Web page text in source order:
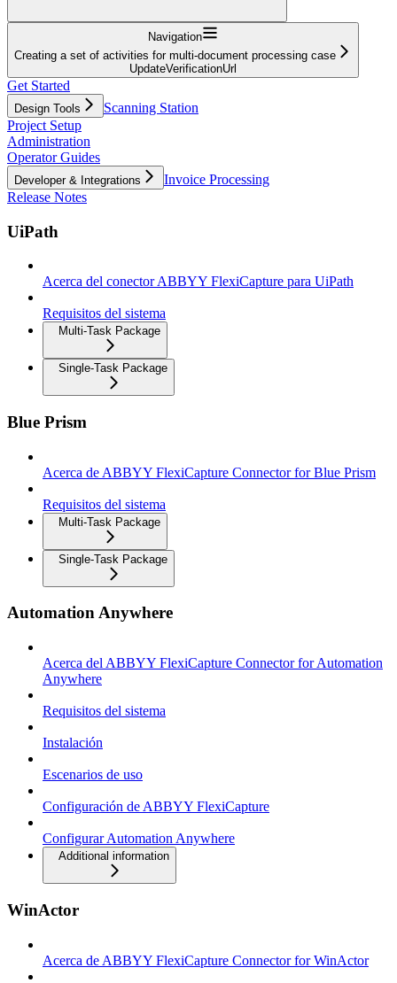
Navigation
Creating a set of activities for multi-document processing case
UpdateVerificationUrl
Get Started
Design Tools
Scanning Station
Project Setup
Administration
Operator Guides
Developer & Integrations
Invoice Processing
Release Notes
UiPath
Acerca del conector ABBYY FlexiCapture para UiPath
Requisitos del sistema
Multi-Task Package
Single-Task Package
Blue Prism
Acerca de ABBYY FlexiCapture Connector for Blue Prism
Requisitos del sistema
Multi-Task Package
Single-Task Package
Automation Anywhere
Acerca del ABBYY FlexiCapture Connector for Automation
Anywhere
Requisitos del sistema
Instalación
Escenarios de uso
Configuración de ABBYY FlexiCapture
Configurar Automation Anywhere
Additional information
WinActor
Acerca de ABBYY FlexiCapture Connector for WinActor